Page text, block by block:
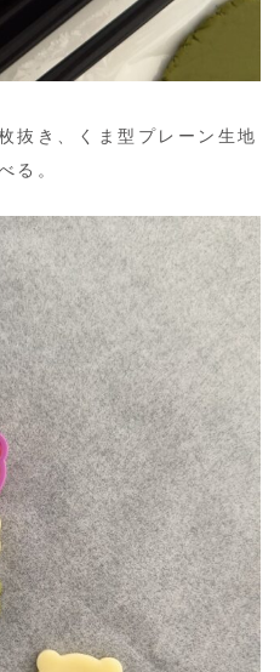
抜き、くま型プレーン生地
る。